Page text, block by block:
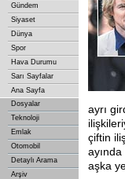
Gündem
Siyaset
Dünya
Spor
Hava Durumu
Sarı Sayfalar
Ana Sayfa
Dosyalar
Teknoloji
Emlak
Otomobil
Detaylı Arama
Arşiv
ayrı
çiftin
aşka